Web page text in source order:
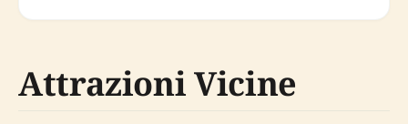
Attrazioni Vicine